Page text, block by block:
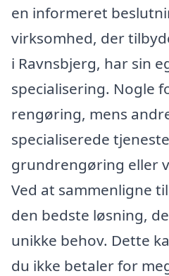
en informeret
virksomhed, der
i Ravnsbjerg, har sin
specialisering. Nogle
rengøring, mens
specialiserede
grundrengøring eller
Ved at sammenligne
den bedste løsning,
unikke behov. Dette
du ikke betaler for